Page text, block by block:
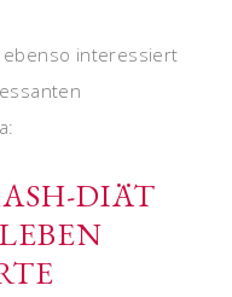
ebenso interessiert
DIÄT